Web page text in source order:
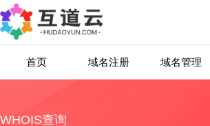
首页 域名注册 域名管理
WHOIS查询